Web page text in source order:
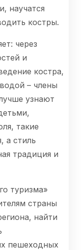
научатся
костры.
через
и
костра,
– члены
узнают
такие
а стиль
традиция и
туризма»
страны
найти
пешеходных